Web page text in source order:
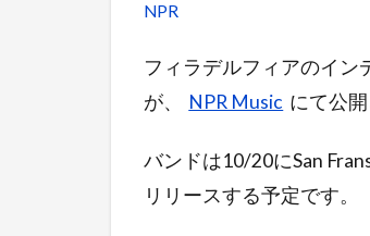
NPR
フィラデルフィアのイン
が、
NPR Music にて公開
バンドは10/20にSan
リリースする予定です。